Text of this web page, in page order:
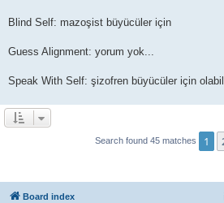
Blind Self: mazoşist büyücüler için
Guess Alignment: yorum yok...
Speak With Self: şizofren büyücüler için
Search found 45 matches 1
Board index